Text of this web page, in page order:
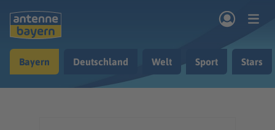
Musik & Radio
Bayern Deutschland Welt Sport Stars